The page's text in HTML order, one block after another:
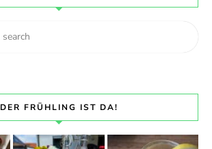
DER FRÜHLING IST DA!